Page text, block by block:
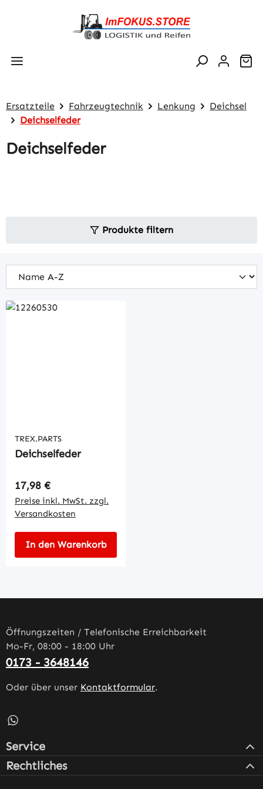
Zum Hauptinhalt springen
Ersatzteile Fahrzeugtechnik Lenkung
Deichsel
Deichselfeder
Deichselfeder
Produkte filtern
TREX.PARTS
Deichselfeder
Regulärer Preis:
17,98 €
Preise inkl. MwSt. zzgl.
Versandkosten
In den Warenkorb
Öffnungszeiten / Telefonische Erreichbarkeit
Mo-Fr, 08:00 - 18:00 Uhr
0173 - 3648146
Oder über unser Kontaktformular.
Schreib uns auf WhatsApp – öffnet in neuem Tab
Service
Rechtliches